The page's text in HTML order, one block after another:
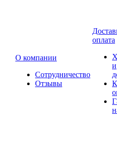
О компании
Сотрудничество
Отзывы
оплата
и